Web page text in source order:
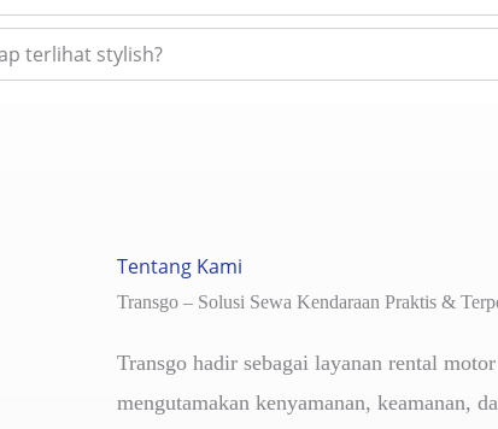
terlihat stylish?
Tentang Kami
Transgo – Solusi Sewa Kendaraan Praktis &
Transgo hadir sebagai layanan rental
mengutamakan kenyamanan, keamanan,